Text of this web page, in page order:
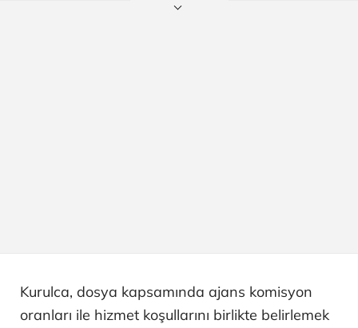
Kurulca, dosya kapsamında ajans komisyon
oranları ile hizmet koşullarını birlikte belirlemek